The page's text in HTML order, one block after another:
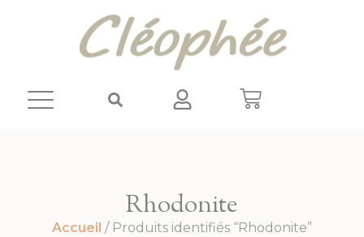
Rhodonite
Accueil / Produits identifiés “Rhodonite”